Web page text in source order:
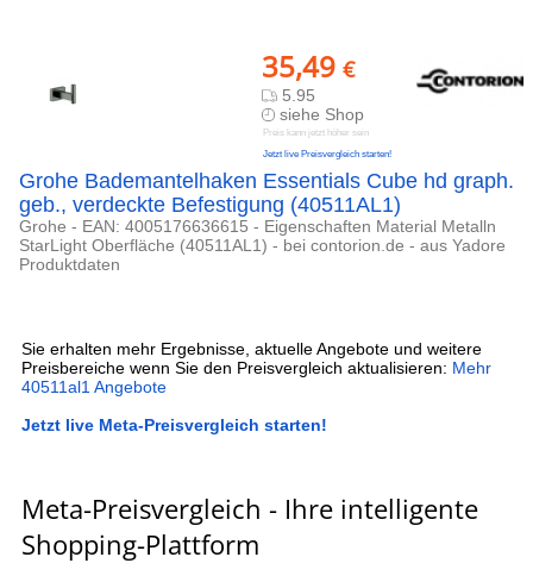
35,49 €
5.95
siehe Shop
Preis kann jetzt höher sein
Jetzt live Preisvergleich starten!
Grohe Bademantelhaken Essentials Cube hd graph.
geb., verdeckte Befestigung (40511AL1)
Grohe - EAN: 4005176636615 - Eigenschaften Material Metalln
StarLight Oberfläche (40511AL1) - bei contorion.de - aus Yadore
Produktdaten
Sie erhalten mehr Ergebnisse, aktuelle Angebote und weitere
Preisbereiche wenn Sie den Preisvergleich aktualisieren: Mehr
40511al1 Angebote
Jetzt live Meta-Preisvergleich starten!
Meta-Preisvergleich - Ihre intelligente
Shopping-Plattform